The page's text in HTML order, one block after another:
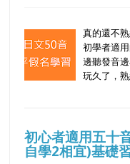
真的還不
初學者適
邊聽發音
玩久了，
初心者適用五十
自學2相宜)基礎